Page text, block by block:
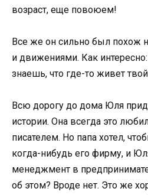
возраст, еще повоюем!
Все же он сильно был похож
и движениями. Как
знаешь, что где-то живет
Всю дорогу до дома Юля
истории. Она всегда это
писателем. Но папа хотел,
когда-нибудь его фирму, и
менеджмент в
об этом? Вроде нет. Это же